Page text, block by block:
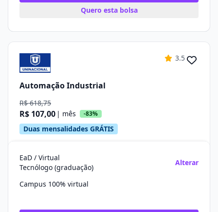
Quero esta bolsa
3.5
Automação Industrial
R$ 618,75
R$ 107,00 | mês -83%
Duas mensalidades GRÁTIS
EaD / Virtual
Tecnólogo (graduação)
Alterar
Campus 100% virtual